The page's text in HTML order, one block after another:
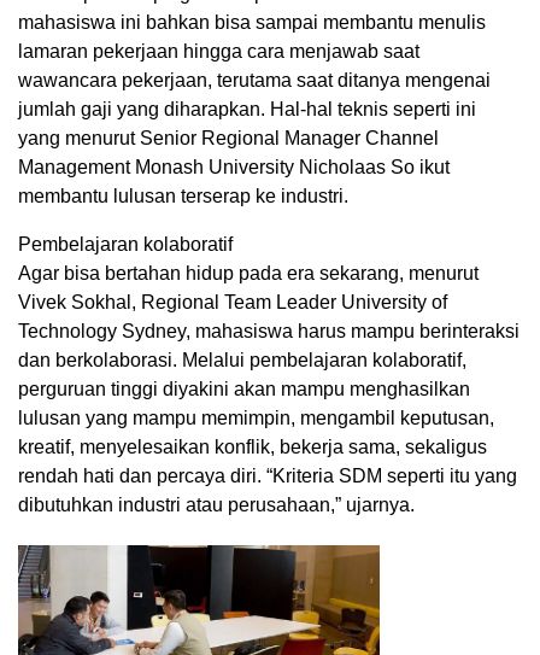
mahasiswa ini bahkan bisa sampai membantu menulis
lamaran pekerjaan hingga cara menjawab saat
wawancara pekerjaan, terutama saat ditanya mengenai
jumlah gaji yang diharapkan. Hal-hal teknis seperti ini
yang menurut Senior Regional Manager Channel
Management Monash University Nicholaas So ikut
membantu lulusan terserap ke industri.
Pembelajaran kolaboratif
Agar bisa bertahan hidup pada era sekarang, menurut
Vivek Sokhal, Regional Team Leader University of
Technology Sydney, mahasiswa harus mampu berinteraksi
dan berkolaborasi. Melalui pembelajaran kolaboratif,
perguruan tinggi diyakini akan mampu menghasilkan
lulusan yang mampu memimpin, mengambil keputusan,
kreatif, menyelesaikan konflik, bekerja sama, sekaligus
rendah hati dan percaya diri. “Kriteria SDM seperti itu yang
dibutuhkan industri atau perusahaan,” ujarnya.